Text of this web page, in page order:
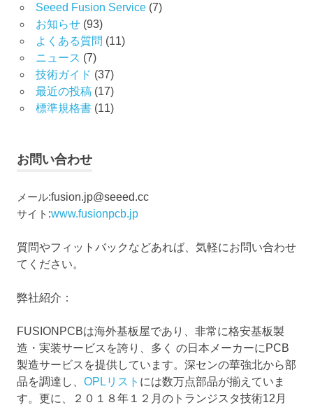
Seeed Fusion Service(7)
お知らせ(93)
よくある質問 (11)
ニュース (7)
技術ガイド (37)
最近の投稿(17)
標準規格書(11)
お問い合わせ
メール:fusion.jp@seeed.cc
サイト :www.fusionpcb.jp
質問やフィットバックなどあれば、気軽にお問い合わせ
てください。
弊社紹介：
FUSIONPCBは海外基板屋であり、非常に格安基板製
造・実装サービスを誇り、多く の日本メーカーにPCB
製造サービスを提供しています。深センの華強北から部
品を調達し、 OPLリスト には数万点部品が揃えていま
す。更に、２０１８年１２月のトランジスタ技術12月